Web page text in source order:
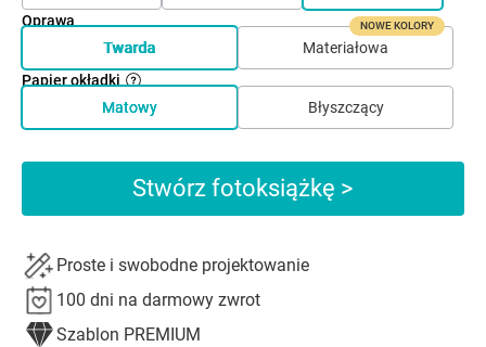
Oprawa
Twarda
Materiałowa
NOWE KOLORY
Papier okładki
Matowy
Błyszczący
Stwórz fotoksiążkę >
Proste i swobodne projektowanie
100 dni na darmowy zwrot
Szablon PREMIUM